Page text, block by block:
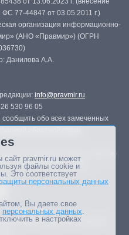
77-44847 от 03.05.2011 г.)
организация информационно-
(АНО «Правмир») (ОГРН
Данилова А.А.
info@pravmir.ru
530 96 05
сообщить обо всех замеченных
изданиях (книгах, прессе)
разрешения редакции.
не совпадать с позицией
pravmir.ru может
файлы cookie и
Это соответствует
персональных данных
Вы даете свое
персональных данных.
в настройках